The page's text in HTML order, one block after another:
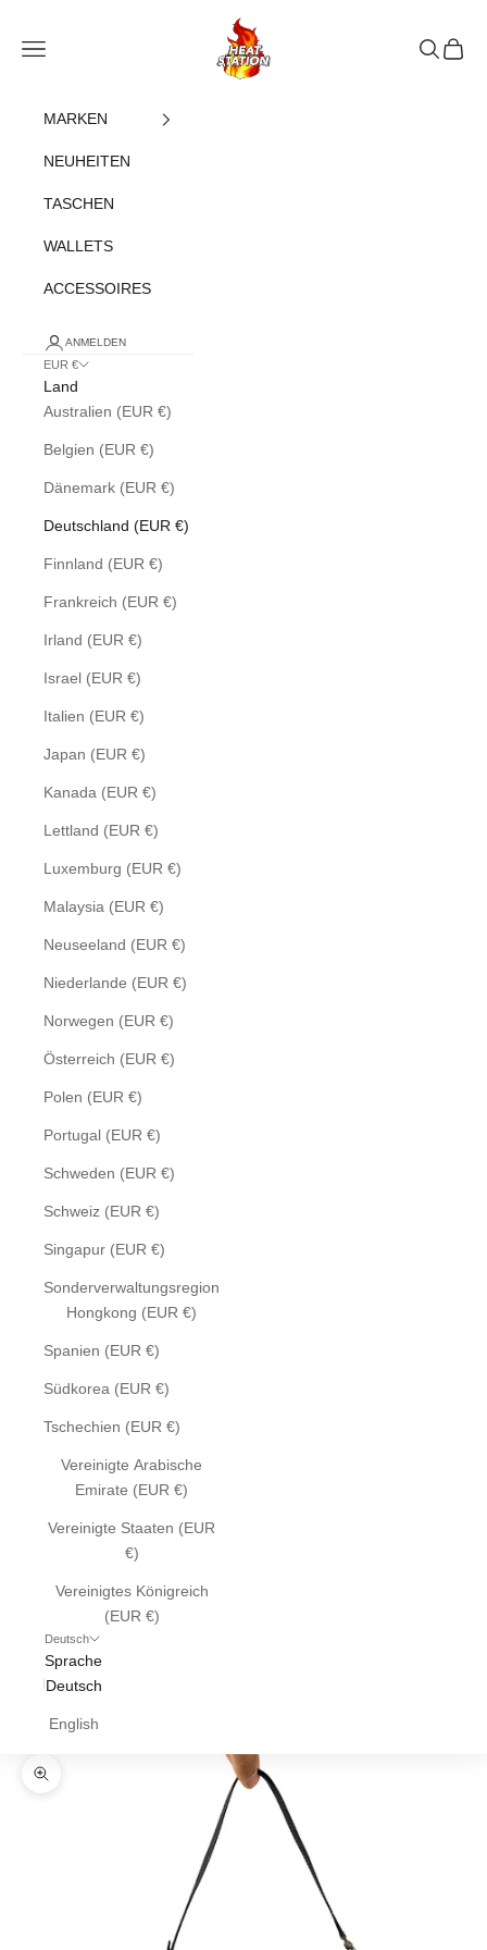
heatstation
Navigationsmenü öffnen
Suche
MARKEN
NEUHEITEN
TASCHEN
WALLETS
ACCESSOIRES
ANMELDEN
EUR €
Land
Australien (EUR €)
Belgien (EUR €)
Dänemark (EUR €)
Deutschland (EUR €)
Finnland (EUR €)
Frankreich (EUR €)
Irland (EUR €)
Israel (EUR €)
Italien (EUR €)
Japan (EUR €)
Kanada (EUR €)
Lettland (EUR €)
Luxemburg (EUR €)
Malaysia (EUR €)
Neuseeland (EUR €)
Niederlande (EUR €)
Norwegen (EUR €)
Österreich (EUR €)
Polen (EUR €)
Portugal (EUR €)
Schweden (EUR €)
Schweiz (EUR €)
Singapur (EUR €)
Sonderverwaltungsregion
Hongkong (EUR €)
Spanien (EUR €)
Südkorea (EUR €)
Tschechien (EUR €)
Vereinigte Arabische
Emirate (EUR €)
Vereinigte Staaten (EUR
€)
Vereinigtes Königreich
(EUR €)
Deutsch
Sprache
Deutsch
English
Bild vergrößern